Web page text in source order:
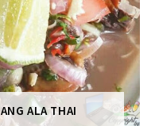
ALA THAI